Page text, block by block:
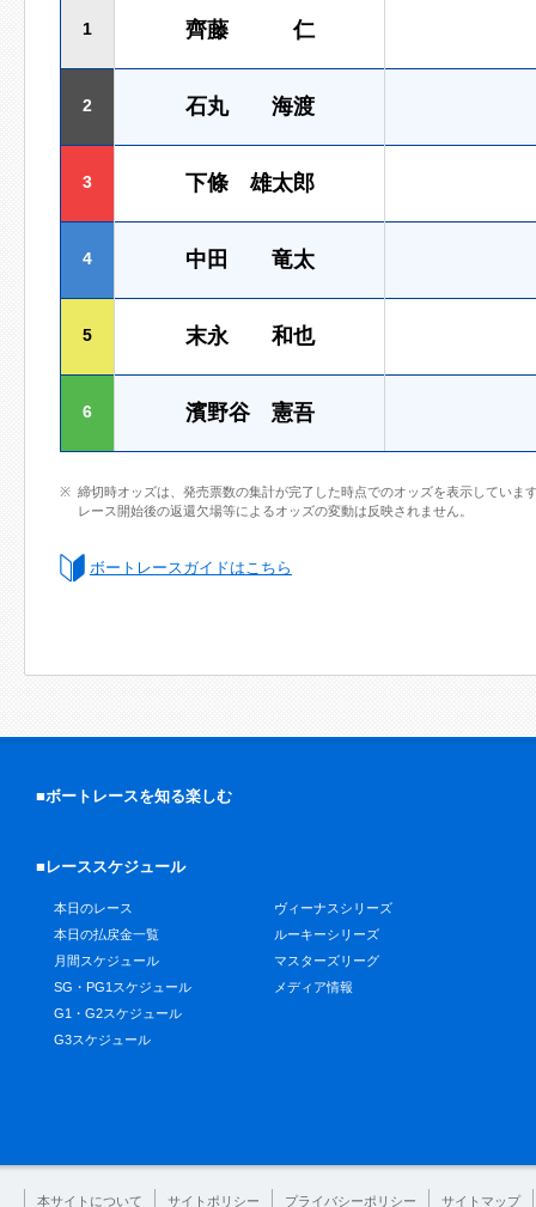
1 齊藤 仁
2 石丸 海渡
3 下條 雄太郎
4 中田 竜太
5 末永 和也
6 濱野谷 憲吾
締切時オッズは、発売票数の集計が完了した時点でのオッズを表示していま
レース開始後の返還欠場等によるオッズの変動は反映されません。
ボートレースガイドはこちら
■ボートレースを知る楽しむ
■レーススケジュール
本日のレース
本日の払戻金一覧
月間スケジュール
SG・PG1スケジュール
G1・G2スケジュール
G3スケジュール
ヴィーナスシリーズ
ルーキーシリーズ
マスターズリーグ
メディア情報
本サイトについて サイトポリシー プライバシーポリシー サイトマップ